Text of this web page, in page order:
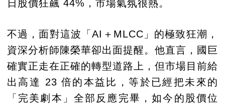
日股價狂飆 44%，市場氣氛很熱。
不過，面對這波「AI＋MLCC」的極致狂潮，
資深分析師陳榮華卻出面提醒。他直言，國巨
確實正走在正確的轉型道路上，但市場目前給
出高達 23 倍的本益比，等於已經把未來的
「完美劇本」全部反應完畢，如今的股價位